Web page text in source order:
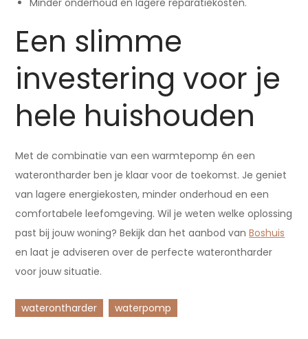
Minder onderhoud en lagere reparatiekosten.
Een slimme
investering voor je
hele huishouden
Met de combinatie van een warmtepomp én een
waterontharder ben je klaar voor de toekomst. Je geniet
van lagere energiekosten, minder onderhoud en een
comfortabele leefomgeving. Wil je weten welke oplossing
past bij jouw woning? Bekijk dan het aanbod vanBoshuis
en laat je adviseren over de perfecte waterontharder
voor jouw situatie.
waterontharder waterpomp